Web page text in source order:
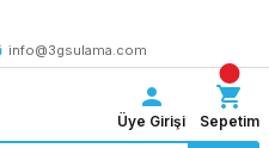
info@3gsulama.com
Üye Girişi Sepetim